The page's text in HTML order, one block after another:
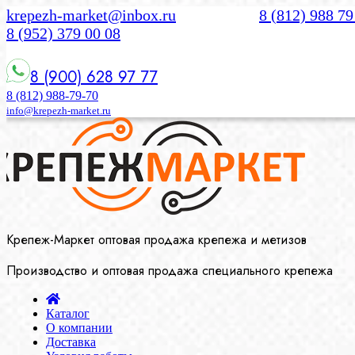
krepezh-market@inbox.ru
8 (812) 988
8 (952) 379 00 08
8 (900) 628 97 77
8 (812) 988-79-70
info@krepezh-market.ru
Крепеж-Маркет оптовая продажа крепежа и метизов
Производство и оптовая продажа специального крепежа
Каталог
О компании
Доставка